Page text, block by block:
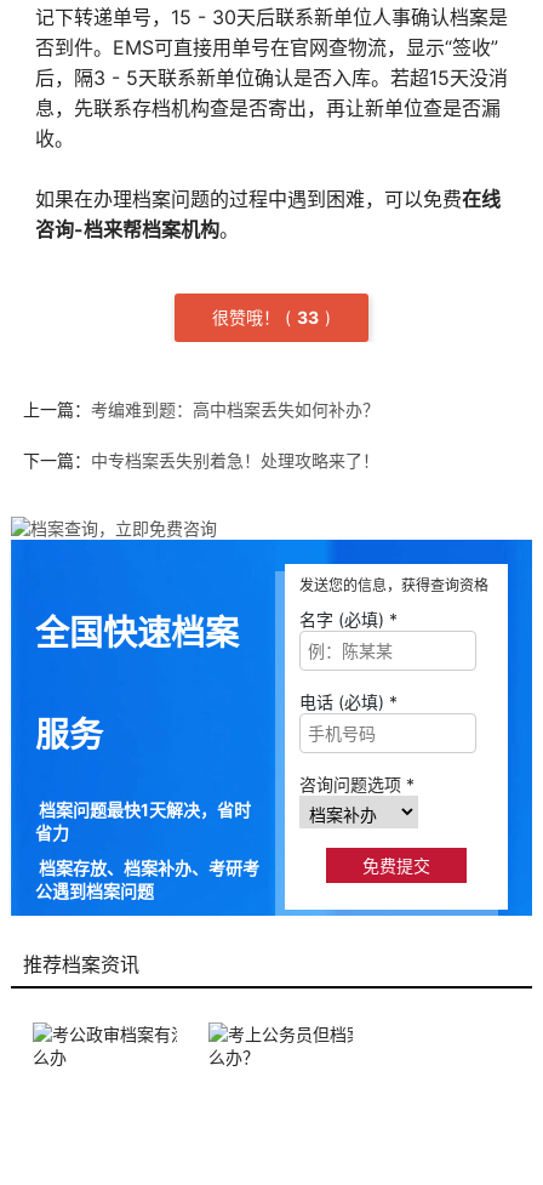
记下转递单号，15 - 30天后联系新单位人事确认档案是
否到件。EMS可直接用单号在官网查物流，显示“签收”
后，隔3 - 5天联系新单位确认是否入库。若超15天没消
息，先联系存档机构查是否寄出，再让新单位查是否漏
收。
如果在办理档案问题的过程中遇到困难，可以免费在线
咨询-档来帮档案机构。
很赞哦！ ( 33 )
上一篇： 考编难到题：高中档案丢失如何补办？
下一篇： 中专档案丢失别着急！处理攻略来了！
全国快速档案
服务
档案问题最快1天解决，省时
省力
档案存放、档案补办、考研考
公遇到档案问题
发送您的信息，获得查询资格
名字 (必填) *
电话 (必填) *
咨询问题选项 *
推荐档案资讯